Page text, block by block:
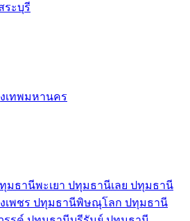
ระบุรี
เทพมหานคร
มธานีพะเยา ปทุมธานีเลย ปทุมธานี
เพชร ปทุมธานีพิษณุโลก ปทุมธานี